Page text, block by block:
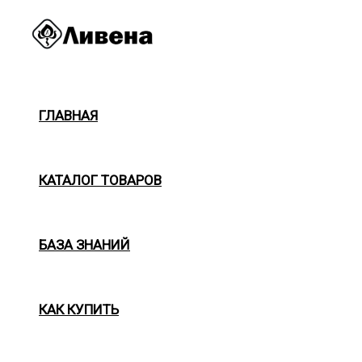
Перейти
ГЛАВНАЯ
КАТАЛОГ ТОВАРОВ
БАЗА ЗНАНИЙ
КАК КУПИТЬ